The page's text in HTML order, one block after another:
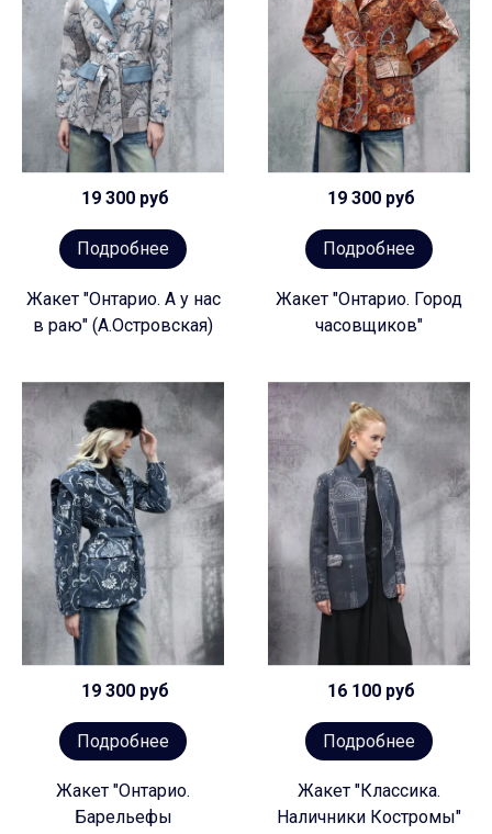
19 300 руб
Подробнее
Жакет "Онтарио. А у нас
в раю" (А.Островская)
19 300 руб
Подробнее
Жакет "Онтарио. Город
часовщиков"
19 300 руб
Подробнее
Жакет "Онтарио.
Барельефы
16 100 руб
Подробнее
Жакет "Классика.
Наличники Костромы"